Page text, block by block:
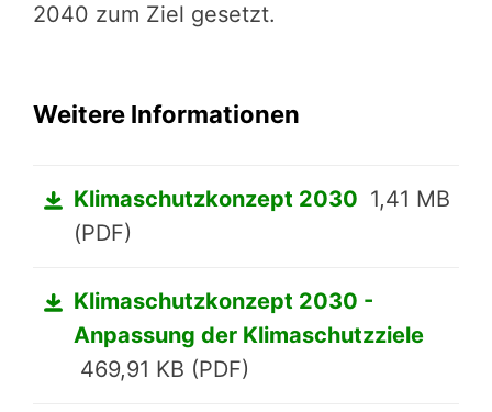
2040 zum Ziel gesetzt.
Weitere Informationen
Klimaschutzkonzept 2030 1,41 MB
(PDF)
Klimaschutzkonzept 2030 -
Anpassung der Klimaschutzziele
469,91 KB (PDF)